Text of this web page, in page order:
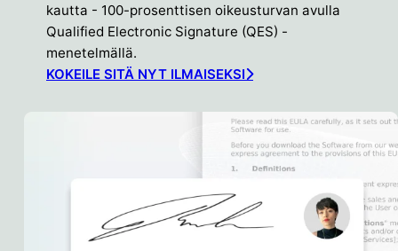
kautta - 100-prosenttisen oikeusturvan avulla
Qualified Electronic Signature (QES) -
menetelmällä.
KOKEILE SITÄ NYT ILMAISEKSI